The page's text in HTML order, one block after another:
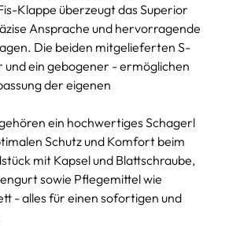
Klappe überzeugt das Superior
Ansprache und hervorragende
Die beiden mitgelieferten S-
und ein gebogener - ermöglichen
der eigenen
ein hochwertiges Schagerl
Schutz und Komfort beim
mit Kapsel und Blattschraube,
sowie Pflegemittel wie
- alles für einen sofortigen und